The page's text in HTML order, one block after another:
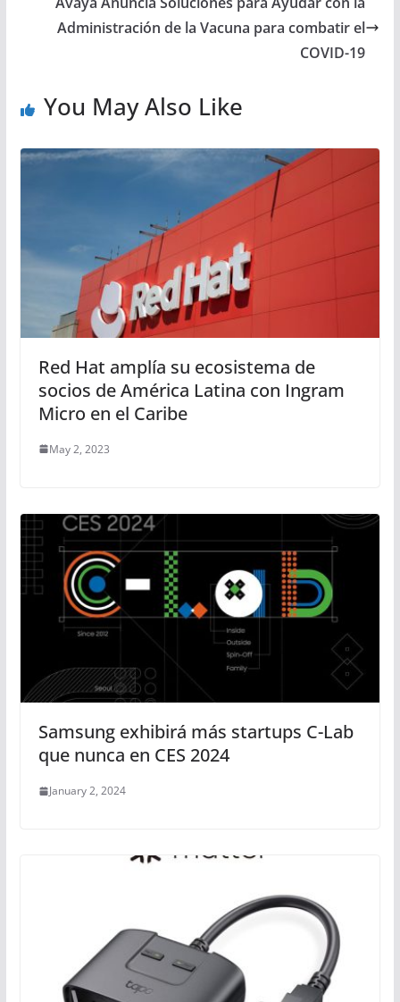
Administración de la Vacuna para combatir el
COVID-19
You May Also Like
Red Hat amplía su ecosistema de
socios de América Latina con Ingram
Micro en el Caribe
May 2, 2023
Samsung exhibirá más startups C-Lab
que nunca en CES 2024
January 2, 2024